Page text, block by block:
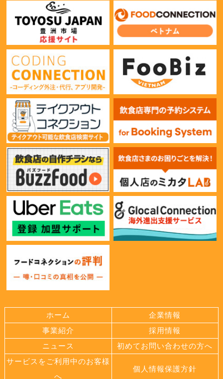
ホーム
企業情報
事業紹介
採用情報
ニュース
初めてお問い合わせの方へ
サービスをご利用中のお客様
へ
個人情報保護方針